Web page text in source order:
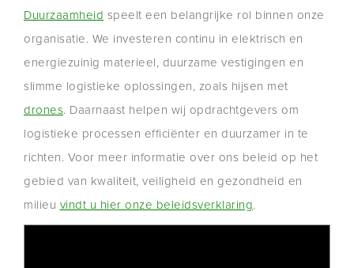
Duurzaamheid speelt een belangrijke rol binnen onze
organisatie. We investeren continu in elektrisch en
energiezuinig materieel, duurzame vestigingen en
slimme logistieke oplossingen, zoals hijsen met
drones. Daarnaast helpen wij opdrachtgevers om
logistieke processen efficiënter en duurzamer in te
richten. Voor meer informatie over ons beleid op het
gebied van kwaliteit, veiligheid en gezondheid en
milieu vindt u hier onze beleidsverklaring.